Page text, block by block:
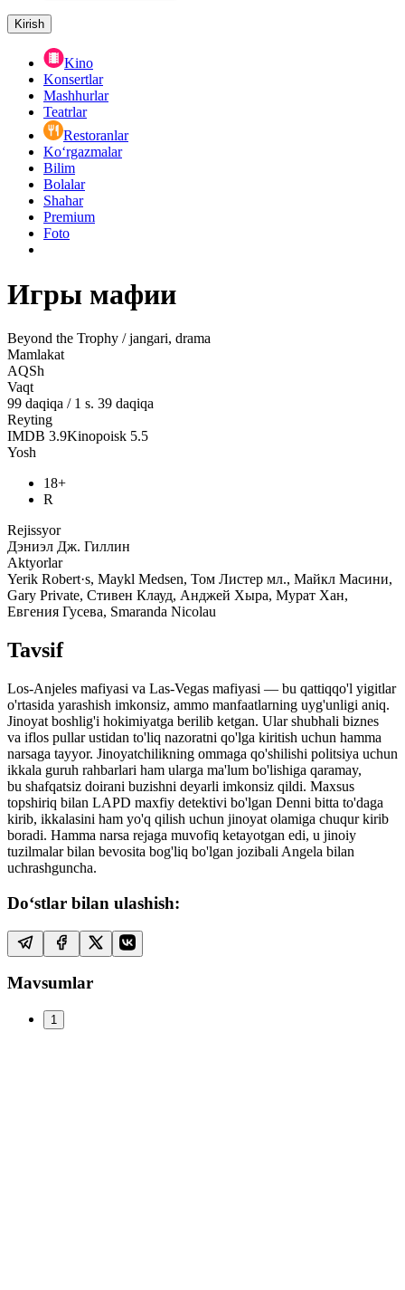
Kirish
Kino
Konsertlar
Mashhurlar
Teatrlar
Restoranlar
Ko‘rgazmalar
Bilim
Bolalar
Shahar
Premium
Foto
Игры мафии
Beyond the Trophy / jangari, drama
Mamlakat
AQSh
Vaqt
99 daqiqa / 1 s. 39 daqiqa
Reyting
IMDB 3.9Kinopoisk 5.5
Yosh
18+
R
Rejissyor
Дэниэл Дж. Гиллин
Aktyorlar
Yerik Robert·s, Maykl Medsen, Том Листер мл., Майкл Масини,
Gary Private, Стивен Клауд, Анджей Хыра, Мурат Хан,
Евгения Гусева, Smaranda Nicolau
Tavsif
Los-Anjeles mafiyasi va Las-Vegas mafiyasi — bu qattiqqo'l yigitlar
o'rtasida yarashish imkonsiz, ammo manfaatlarning uyg'unligi aniq.
Jinoyat boshlig'i hokimiyatga berilib ketgan. Ular shubhali biznes
va iflos pullar ustidan to'liq nazoratni qo'lga kiritish uchun hamma
narsaga tayyor. Jinoyatchilikning ommaga qo'shilishi politsiya uchun
ikkala guruh rahbarlari ham ularga ma'lum bo'lishiga qaramay,
bu shafqatsiz doirani buzishni deyarli imkonsiz qildi. Maxsus
topshiriq bilan LAPD maxfiy detektivi bo'lgan Denni bitta to'daga
kirib, ikkalasini ham yo'q qilish uchun jinoyat olamiga chuqur kirib
boradi. Hamma narsa rejaga muvofiq ketayotgan edi, u jinoiy
tuzilmalar bilan bevosita bog'liq bo'lgan jozibali Angela bilan
uchrashguncha.
Do‘stlar bilan ulashish:
Mavsumlar
1